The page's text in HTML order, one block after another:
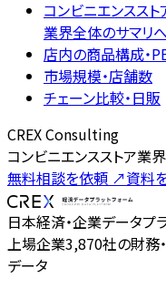
コンビニエンスス
業界全体のサマリへ
店内の商品構成・
市場規模・店舗数
チェーン比較・日販
CREX Consulting
コンビニエンスストア業
無料相談を依頼 ↗資料
日本経済・企業データプ
上場企業3,870社の財務
データ